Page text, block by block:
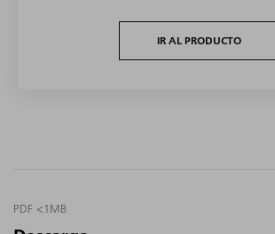
IR AL PRODUCTO
PDF <1MB